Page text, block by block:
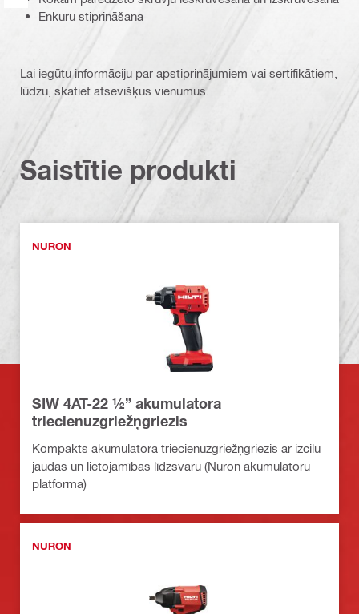
Enkuru stiprināšana
Lai iegūtu informāciju par apstiprinājumiem vai sertifikātiem,
lūdzu, skatiet atsevišķus vienumus.
Saistītie produkti
NURON
SIW 4AT-22 ½” akumulatora
triecienuzgriežņgriezis
Kompakts akumulatora triecienuzgriežņgriezis ar izcilu
jaudas un lietojamības līdzsvaru (Nuron akumulatoru
platforma)
NURON